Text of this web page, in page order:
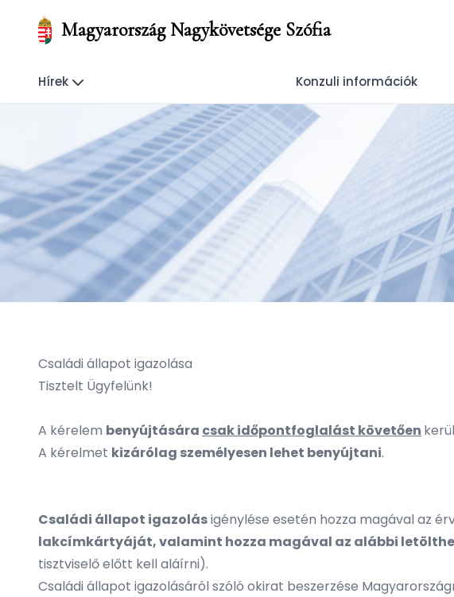
Magyarország Nagykövetsége Szófia
Hírek Konzuli információk
Családi állapot igazolása
Tisztelt Ügyfelünk!
A kérelem benyújtására csakidőpontfoglalást követően
A kérelmet kizárólag személyesen lehet benyújtani.
Családi állapot igazolásigénylése esetén hozza magával az
lakcímkártyáját, valamint hozza magával az alábbi
tisztviselő előtt kell aláírni).
Családi állapot igazolásáról szóló okirat beszerzése